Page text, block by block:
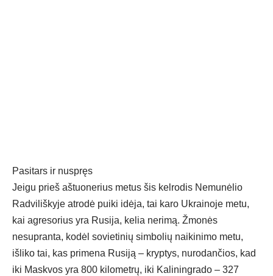
Pasitars ir nuspręs
Jeigu prieš aštuonerius metus šis kelrodis Nemunėlio
Radviliškyje atrodė puiki idėja, tai karo Ukrainoje metu,
kai agresorius yra Rusija, kelia nerimą. Žmonės
nesupranta, kodėl sovietinių simbolių naikinimo metu,
išliko tai, kas primena Rusiją – kryptys, nurodančios, kad
iki Maskvos yra 800 kilometrų, iki Kaliningrado – 327